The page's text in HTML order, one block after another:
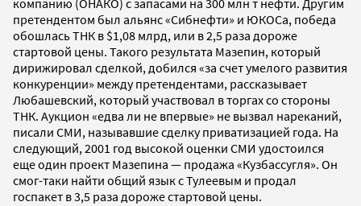
компанию (ОНАКО) с запасами на 300 млн т нефти. Другим
претендентом был альянс «Сибнефти» и ЮКОСа, победа
обошлась ТНК в $1,08 млрд, или в 2,5 раза дороже
стартовой цены. Такого результата Мазепин, который
дирижировал сделкой, добился «за счет умелого развития
конкуренции» между претендентами, рассказывает
Любашевский, который участвовал в торгах со стороны
ТНК. Аукцион «едва ли не впервые» не вызвал нареканий,
писали СМИ, называвшие сделку приватизацией года. На
следующий, 2001 год высокой оценки СМИ удостоился
еще один проект Мазепина — продажа «Кузбассугля». Он
смог-таки найти общий язык с Тулеевым и продал
госпакет в 3,5 раза дороже стартовой цены.